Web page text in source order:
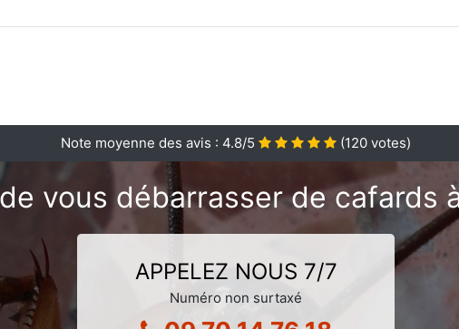
Note moyenne des avis : 4.8/5 (120 votes)
vous débarrasser de cafards
APPELEZ NOUS 7/7
Numéro non surtaxé